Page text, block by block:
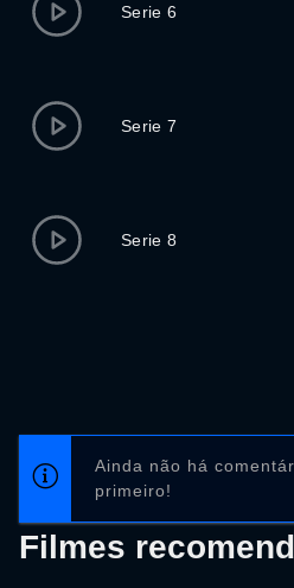
Serie 6
Serie 7
Serie 8
Ainda não há
primeiro!
Filmes